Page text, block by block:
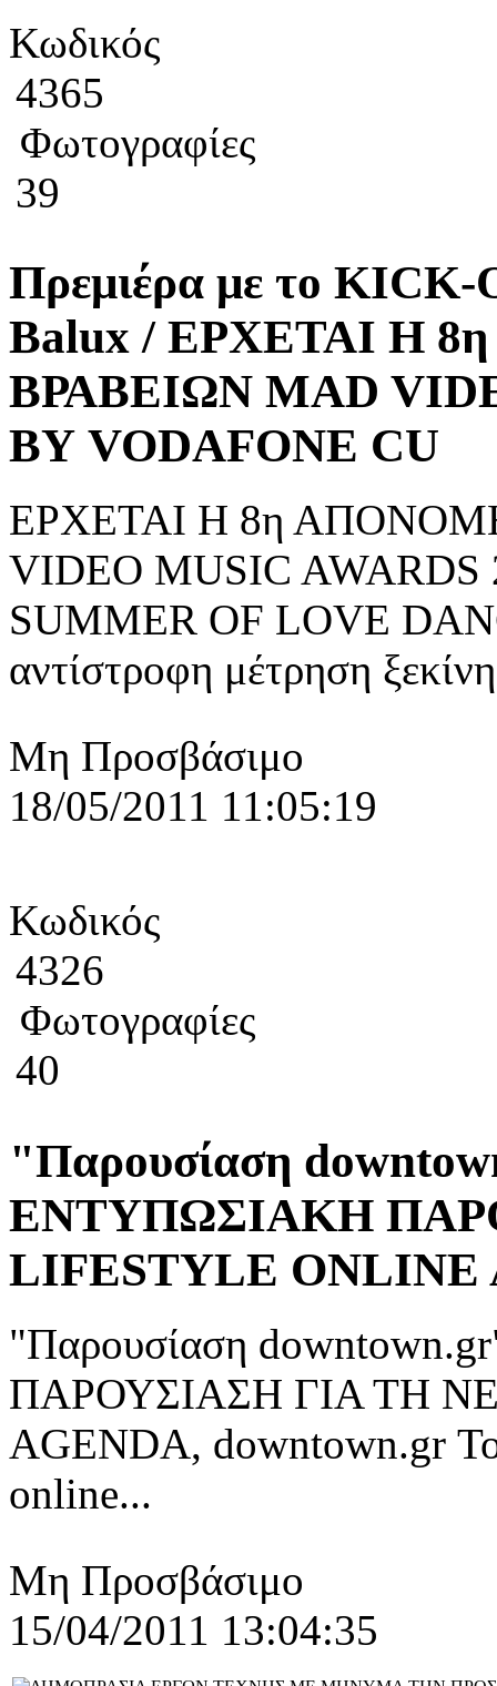
Κωδικός
4365
Φωτογραφίες
39
Πρεμιέρα με το KICK-
Balux / ΕΡΧΕΤΑΙ Η
ΒΡΑΒΕΙΩΝ MAD
ΒΥ VODAFONE CU
ΕΡΧΕΤΑΙ Η 8η
VIDEO MUSIC
SUMMER OF LOVE
αντίστροφη μέτρηση
Μη Προσβάσιμο
18/05/2011 11:05:19
Κωδικός
4326
Φωτογραφίες
40
"Παρουσίαση
ΕΝΤΥΠΩΣΙΑΚΗ
LIFESTYLE ΟNLINE
"Παρουσίαση
ΠΑΡΟΥΣΙΑΣΗ ΓΙΑ ΤΗ
AGENDA, downtown.gr
online...
Μη Προσβάσιμο
15/04/2011 13:04:35